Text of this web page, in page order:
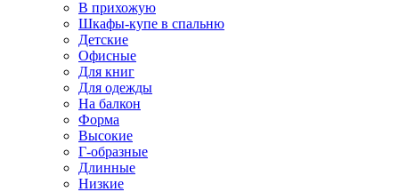
В прихожую
Шкафы-купе в спальню
Детские
Офисные
Для книг
Для одежды
На балкон
Форма
Высокие
Г-образные
Длинные
Низкие